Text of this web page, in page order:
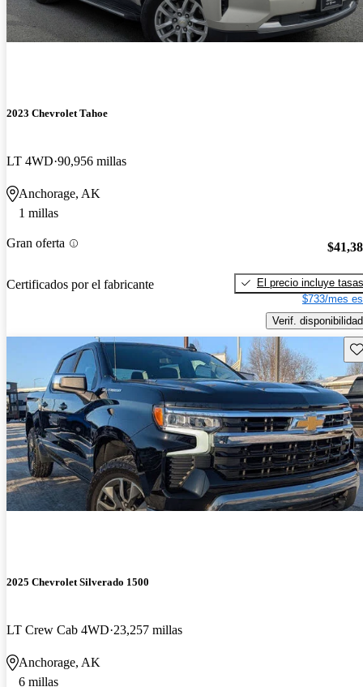
2023 Chevrolet Tahoe
LT 4WD 90,956 millas
Anchorage, AK
1 millas
Gran oferta
Certificados por el fabricante
El precio incluye tasas
$733/mes
Verif. disponibilidad
2025 Chevrolet Silverado 1500
LT Crew Cab 4WD 23,257 millas
Anchorage, AK
6 millas